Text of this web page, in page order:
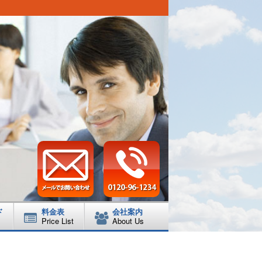
料金表
Price List
会社案内
About Us